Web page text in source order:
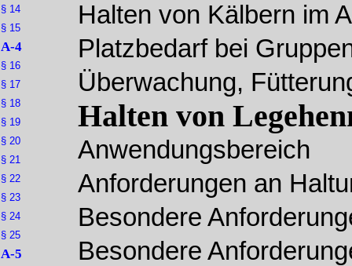
§ 14
§ 15
A-4
§ 16
§ 17
§ 18
§ 19
§ 20
§ 21
§ 22
§ 23
§ 24
§ 25
A-5
Halten von Kälbern im
Platzbedarf bei
Überwachung,
Halten von
Anwendungsbereich
Anforderungen an
Besondere
Besondere